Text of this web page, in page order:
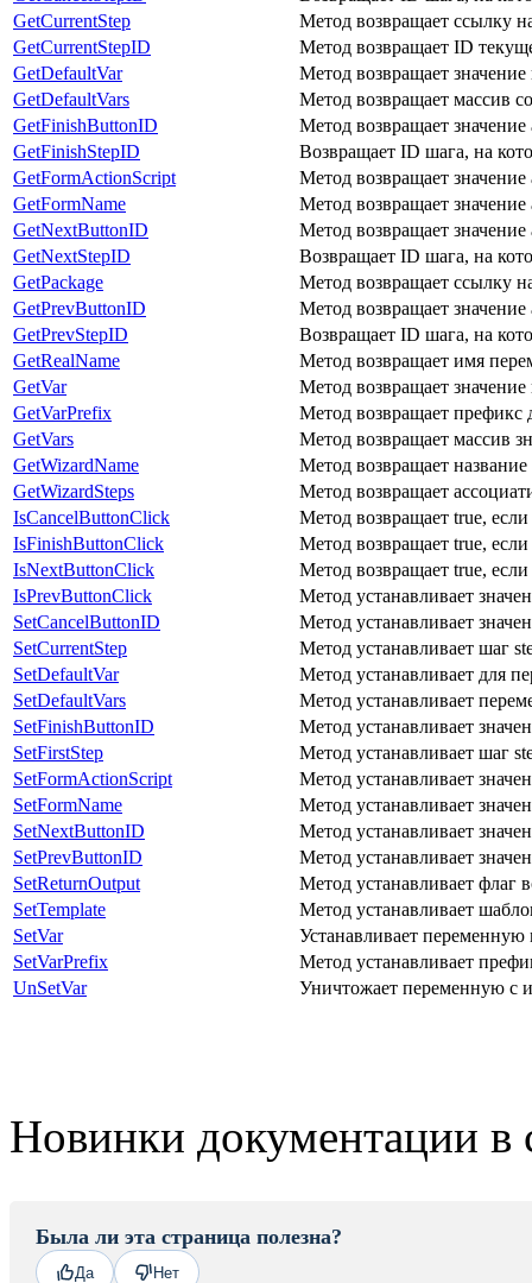
GetCurrentStep
Метод возвращает ссылку
GetCurrentStepID
Метод возвращает ID
GetDefaultVar
Метод возвращает
GetDefaultVars
Метод возвращает массив
GetFinishButtonID
Метод возвращает
GetFinishStepID
Возвращает ID шага, на
GetFormActionScript
Метод возвращает
GetFormName
Метод возвращает
GetNextButtonID
Метод возвращает
GetNextStepID
Возвращает ID шага, на
GetPackage
Метод возвращает ссылку
GetPrevButtonID
Метод возвращает
GetPrevStepID
Возвращает ID шага, на
GetRealName
Метод возвращает имя
GetVar
Метод возвращает
GetVarPrefix
Метод возвращает префикс
GetVars
Метод возвращает массив
GetWizardName
Метод возвращает название
GetWizardSteps
Метод возвращает
IsCancelButtonClick
Метод возвращает true,
IsFinishButtonClick
Метод возвращает true,
IsNextButtonClick
Метод возвращает true,
IsPrevButtonClick
Метод устанавливает
SetCancelButtonID
Метод устанавливает
SetCurrentStep
Метод устанавливает шаг
SetDefaultVar
Метод устанавливает для
SetDefaultVars
Метод устанавливает
SetFinishButtonID
Метод устанавливает
SetFirstStep
Метод устанавливает шаг
SetFormActionScript
Метод устанавливает
SetFormName
Метод устанавливает
SetNextButtonID
Метод устанавливает
SetPrevButtonID
Метод устанавливает
SetReturnOutput
Метод устанавливает флаг
SetTemplate
Метод устанавливает
SetVar
Устанавливает переменную
SetVarPrefix
Метод устанавливает
UnSetVar
Уничтожает переменную с
Новинки документации в
Была ли эта страница полезна?
Да Нет